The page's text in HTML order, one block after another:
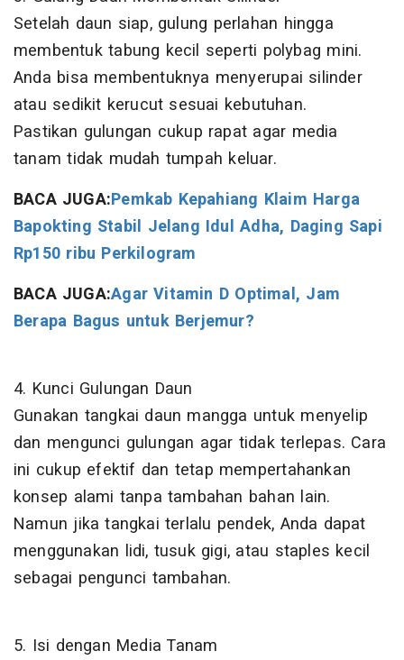
Setelah daun siap, gulung perlahan hingga
membentuk tabung kecil seperti polybag mini.
Anda bisa membentuknya menyerupai silinder
atau sedikit kerucut sesuai kebutuhan.
Pastikan gulungan cukup rapat agar media
tanam tidak mudah tumpah keluar.
BACA JUGA:Pemkab Kepahiang Klaim Harga
Bapokting Stabil Jelang Idul Adha, Daging Sapi
Rp150 ribu Perkilogram
BACA JUGA:Agar Vitamin D Optimal, Jam
Berapa Bagus untuk Berjemur?
4. Kunci Gulungan Daun
Gunakan tangkai daun mangga untuk menyelip
dan mengunci gulungan agar tidak terlepas. Cara
ini cukup efektif dan tetap mempertahankan
konsep alami tanpa tambahan bahan lain.
Namun jika tangkai terlalu pendek, Anda dapat
menggunakan lidi, tusuk gigi, atau staples kecil
sebagai pengunci tambahan.
5. Isi dengan Media Tanam